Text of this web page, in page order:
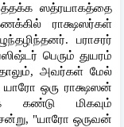
ஸத்ரயாகத்தை
ராக்ஷஸர்கள்
பராசரர்
பெரும் துயரம்
அவர்கள் மேல்
யாரோ ஒரு ராக்ஷஸன்
கண்டு மிகவும்
"யாரோ ஒருவன்